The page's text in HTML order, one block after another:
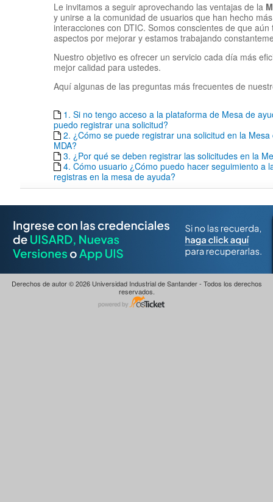
Le invitamos a seguir aprovechando las ventajas de la
y unirse a la comunidad de usuarios que han hecho
interacciones con DTIC. Somos conscientes de que aún
aspectos por mejorar y estamos trabajando
Nuestro objetivo es ofrecer un servicio cada día más
mejor calidad para ustedes.
Aquí algunas de las preguntas más frecuentes de
1. Si no tengo acceso a la plataforma de Mesa de
puedo registrar una solicitud?
2. ¿Cómo se puede registrar una solicitud en la
MDA?
3. ¿Por qué se deben registrar las solicitudes en la
4. Cómo usuario ¿Cómo puedo hacer seguimiento a
registras en la mesa de ayuda?
Derechos de autor © 2026 Universidad Industrial de Santander - Todos los derechos
reservados.